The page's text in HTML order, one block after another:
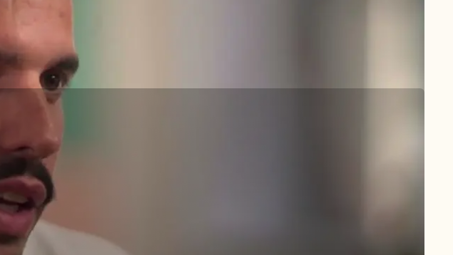
je n'ai plus peur
leurs équipes tech et product en France.